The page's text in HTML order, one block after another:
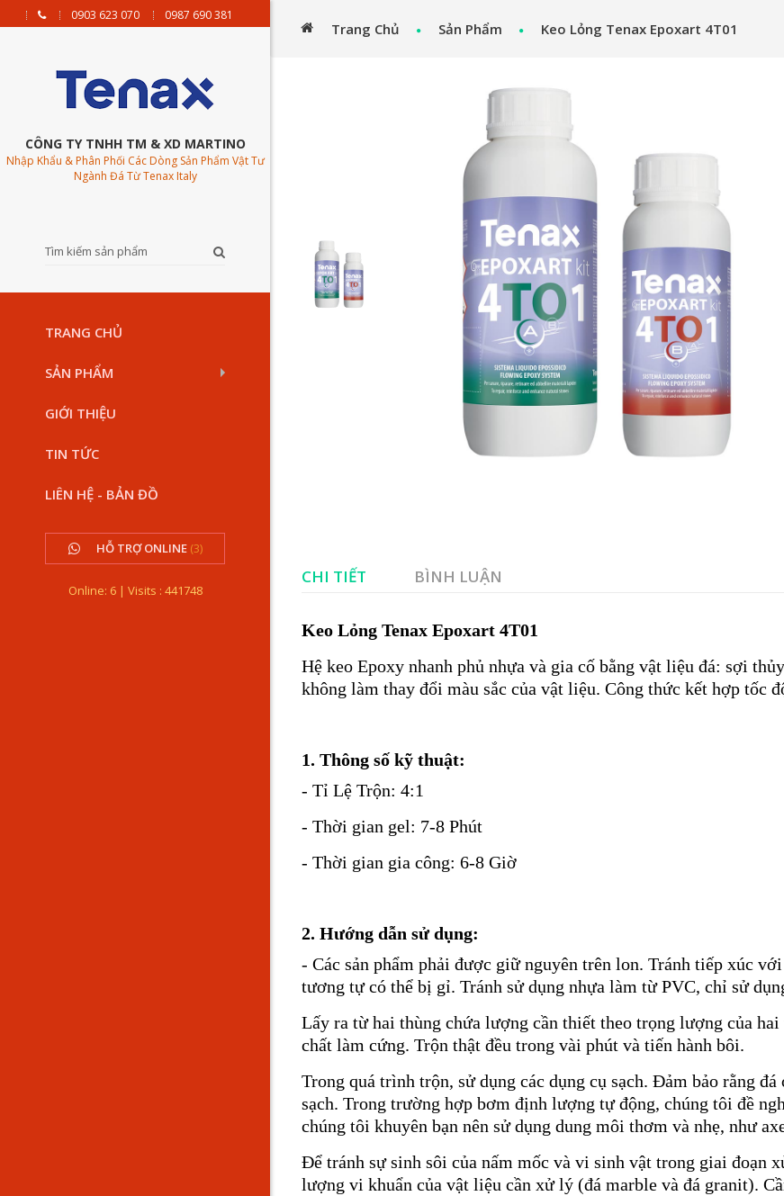
0903 623 070 0987 690 381
CÔNG TY TNHH TM & XD MARTINO
Nhập Khẩu & Phân Phối Các Dòng Sản Phẩm Vật Tư
Ngành Đá Từ Tenax Italy
TRANG CHỦ
SẢN PHẨM
GIỚI THIỆU
TIN TỨC
LIÊN HỆ - BẢN ĐỒ
HỖ TRỢ ONLINE (3)
Online: 6 | Visits : 441748
Trang Chủ Sản Phẩm Keo Lỏng Tenax Epoxart 4T01
CHI TIẾT BÌNH LUẬN
Keo Lỏng Tenax Epoxart 4T01
Hệ keo Epoxy nhanh phủ nhựa và gia cố bằng vật liệu đá: sợi
không làm thay đổi màu sắc của vật liệu. Công thức kết hợp tốc
1. Thông số kỹ thuật:
- Tỉ Lệ Trộn: 4:1
- Thời gian gel: 7-8 Phút
- Thời gian gia công: 6-8 Giờ
2. Hướng dẫn sử dụng:
- Các sản phẩm phải được giữ nguyên trên lon. Tránh tiếp xúc
tương tự có thể bị gỉ. Tránh sử dụng nhựa làm từ PVC, chỉ sử
Lấy ra từ hai thùng chứa lượng cần thiết theo trọng lượng của
chất làm cứng. Trộn thật đều trong vài phút và tiến hành bôi.
Trong quá trình trộn, sử dụng các dụng cụ sạch. Đảm bảo rằng
sạch. Trong trường hợp bơm định lượng tự động, chúng tôi đề
chúng tôi khuyên bạn nên sử dụng dung môi thơm và nhẹ, như
Để tránh sự sinh sôi của nấm mốc và vi sinh vật trong giai đoạn
lượng vi khuẩn của vật liệu cần xử lý (đá marble và đá granit).